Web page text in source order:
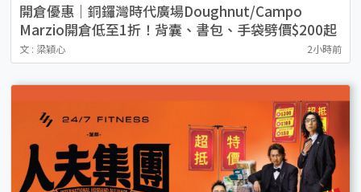
開倉優惠｜銅鑼灣時代廣場Doughnut/Campo
Marzio開倉低至1折！背囊、書包、手袋劈價$200起
文 : 梁穎心 2小時前